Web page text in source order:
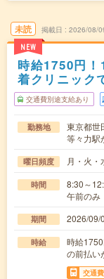
未読
NEW
掲載日 2026/08/
時給1750円
着クリニック
交通費別途支給あり
勤務地
東京都世
等々力駅
曜日頻度 月・火
時間
8:30～
午前のみ
期間 2026/09/
時給
時給
の前払い
交通費